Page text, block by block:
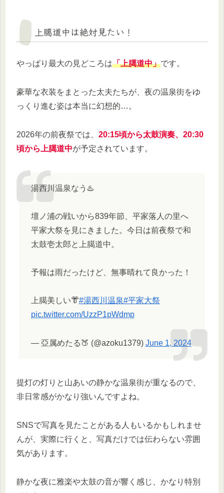
上臈道中は絶対見たい！
やっぱり最大の見どころは「上臈道中」です。
豪華な衣装をまとった太夫たちが、夜の温泉街をゆ
っくり進む姿は本当に幻想的…。
2026年の前夜祭では、 20:15頃から太鼓演奏、20:30
頃から上臈道中が予定されています。
湯西川温泉なう♨️
壇ノ浦の戦いから839年節、平家落人の里へ
平家大祭を見にきました。今日は前夜祭で和
太鼓壱太郎と上臈道中。
予報は雨だったけど、無事晴れて良かった！
上臈美しい👘#湯西川温泉#平家大祭
pic.twitter.com/UzzP1pWdmp
— 亞属めたる🍑 (@azoku1379) June 1, 2024
提灯の灯りと山あいの静かな温泉街が重なるので、
非日常感がかなり強いんですよね。
SNSで写真を見たことがある人もいるかもしれませ
んが、実際に行くと、写真だけでは伝わらない雰囲
気があります。
静かな夜に雅楽や太鼓の音が響く感じ、かなり特別